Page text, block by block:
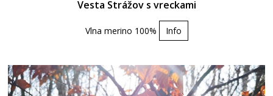
Vesta Strážov s vreckami
Vlna merino 100% Info